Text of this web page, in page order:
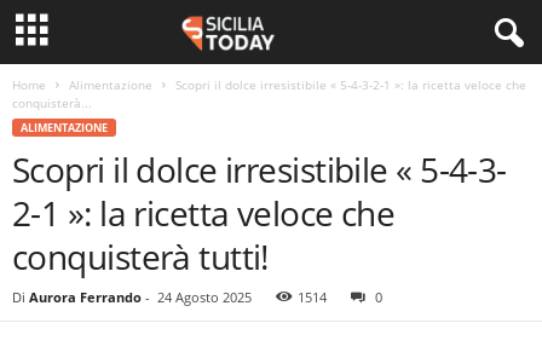
Home Alimentazione
Scopri il dolce irresistibile « 5-4-3-2-1 »: la ricetta veloce che
conquisterà...
ALIMENTAZIONE
Scopri il dolce irresistibile « 5-4-3-
2-1 »: la ricetta veloce che
conquisterà tutti!
Di Aurora Ferrando - 24 Agosto 2025 1514 0